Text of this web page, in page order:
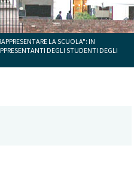
LA SCUOLA": IN
DEGLI STUDENTI DEGLI